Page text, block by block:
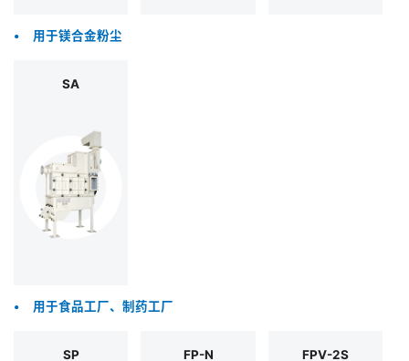
• 用于镁合金粉尘
SA
• 用于食品工厂、制药工厂
SP FP-N FPV-2S